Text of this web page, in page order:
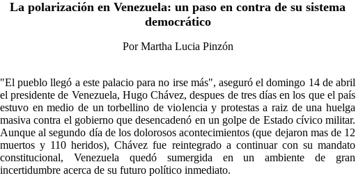
La polarización en Venezuela: un paso en contra de su sistema
democrático
Por Martha Lucia Pinzón
"El pueblo llegó a este palacio para no irse más", aseguró el domingo 14 de abril
el presidente de Venezuela, Hugo Chávez, despues de tres días en los que el país
estuvo en medio de un torbellino de violencia y protestas a raiz de una huelga
masiva contra el gobierno que desencadenó en un golpe de Estado cívico militar.
Aunque al segundo día de los dolorosos acontecimientos (que dejaron mas de 12
muertos y 110 heridos), Chávez fue reintegrado a continuar con su mandato
constitucional, Venezuela quedó sumergida en un ambiente de gran
incertidumbre acerca de su futuro político inmediato.